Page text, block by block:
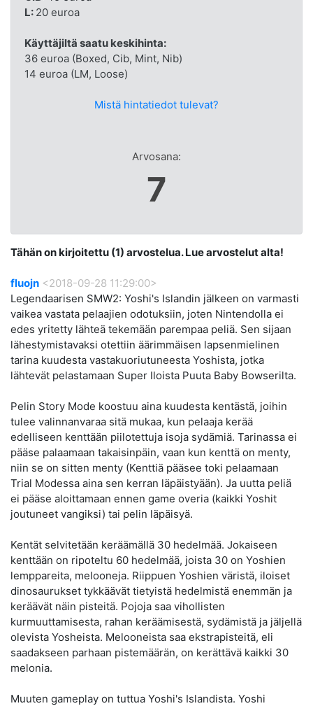
L: 20 euroa
Käyttäjiltä saatu keskihinta:
36 euroa (Boxed, Cib, Mint, Nib)
14 euroa (LM, Loose)
Mistä hintatiedot tulevat?
Arvosana:
7
Tähän on kirjoitettu (1) arvostelua. Lue arvostelut alta!
fluojn <2018-09-28 11:29:00>
Legendaarisen SMW2: Yoshi's Islandin jälkeen on varmasti
vaikea vastata pelaajien odotuksiin, joten Nintendolla ei
edes yritetty lähteä tekemään parempaa peliä. Sen sijaan
lähestymistavaksi otettiin äärimmäisen lapsenmielinen
tarina kuudesta vastakuoriutuneesta Yoshista, jotka
lähtevät pelastamaan Super Iloista Puuta Baby Bowserilta.
Pelin Story Mode koostuu aina kuudesta kentästä, joihin
tulee valinnanvaraa sitä mukaa, kun pelaaja kerää
edelliseen kenttään piilotettuja isoja sydämiä. Tarinassa ei
pääse palaamaan takaisinpäin, vaan kun kenttä on menty,
niin se on sitten menty (Kenttiä pääsee toki pelaamaan
Trial Modessa aina sen kerran läpäistyään). Ja uutta peliä
ei pääse aloittamaan ennen game overia (kaikki Yoshit
joutuneet vangiksi) tai pelin läpäisyä.
Kentät selvitetään keräämällä 30 hedelmää. Jokaiseen
kenttään on ripoteltu 60 hedelmää, joista 30 on Yoshien
lemppareita, melooneja. Riippuen Yoshien väristä, iloiset
dinosaurukset tykkäävät tietyistä hedelmistä enemmän ja
keräävät näin pisteitä. Pojoja saa vihollisten
kurmuuttamisesta, rahan keräämisestä, sydämistä ja jäljellä
olevista Yosheista. Melooneista saa ekstrapisteitä, eli
saadakseen parhaan pistemäärän, on kerättävä kaikki 30
melonia.
Muuten gameplay on tuttua Yoshi's Islandista. Yoshi